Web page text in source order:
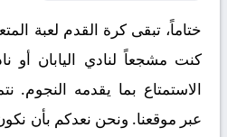
ختاماً، تبقى كرة القدم لعبة
كنت مشجعاً لنادي اليابان أو
الاستمتاع بما يقدمه النجوم.
عبر موقعنا. ونحن نعدكم بأن